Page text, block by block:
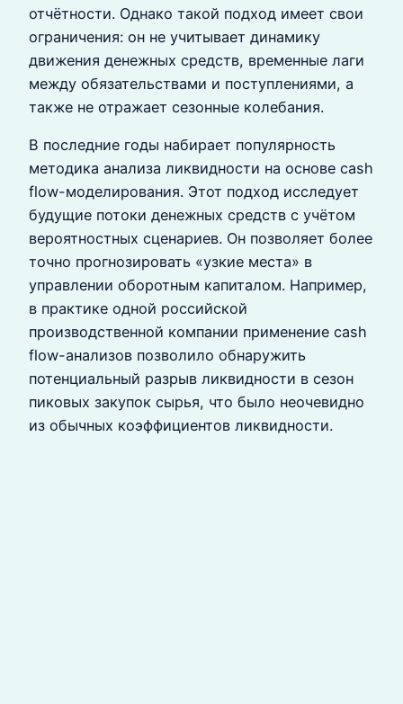
отчётности. Однако такой подход имеет свои
ограничения: он не учитывает динамику
движения денежных средств, временные лаги
между обязательствами и поступлениями, а
также не отражает сезонные колебания.
В последние годы набирает популярность
методика анализа ликвидности на основе cash
flow-моделирования. Этот подход исследует
будущие потоки денежных средств с учётом
вероятностных сценариев. Он позволяет более
точно прогнозировать «узкие места» в
управлении оборотным капиталом. Например,
в практике одной российской
производственной компании применение cash
flow-анализов позволило обнаружить
потенциальный разрыв ликвидности в сезон
пиковых закупок сырья, что было неочевидно
из обычных коэффициентов ликвидности.